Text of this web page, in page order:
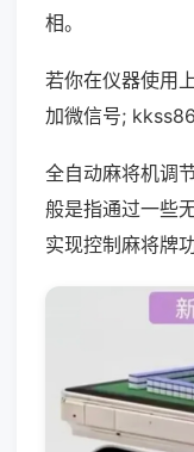
相。
若你在仪器使用
加微信号;
全自动麻将机调
般是指通过一些
实现控制麻将牌